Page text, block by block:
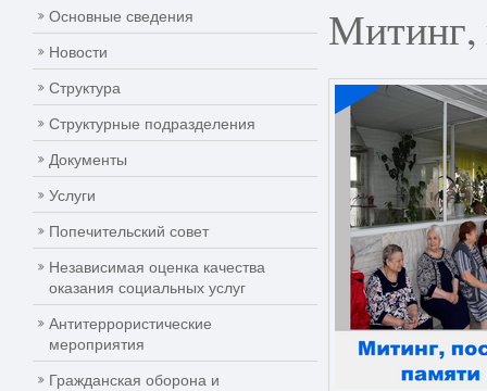
Основные сведения
Новости
Структура
Структурные подразделения
Документы
Услуги
Попечительский совет
Независимая оценка качества
оказания социальных услуг
Антитеррористические
мероприятия
Гражданская оборона и